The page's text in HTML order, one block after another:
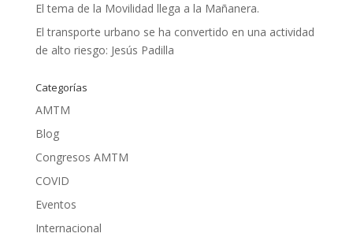
El tema de la Movilidad llega a la Mañanera.
El transporte urbano se ha convertido en una actividad
de alto riesgo: Jesús Padilla
Categorías
AMTM
Blog
Congresos AMTM
COVID
Eventos
Internacional